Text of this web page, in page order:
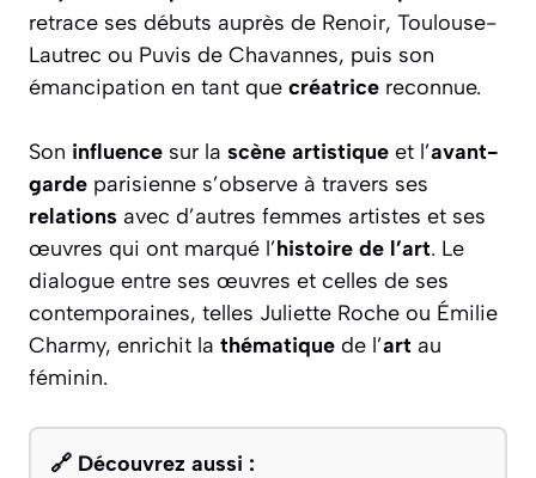
retrace ses débuts auprès de Renoir, Toulouse-
Lautrec ou Puvis de Chavannes, puis son
émancipation en tant que créatrice reconnue.
Son influence sur la scène artistique et l’avant-
garde parisienne s’observe à travers ses
relations avec d’autres femmes artistes et ses
œuvres qui ont marqué l’histoire de l’art. Le
dialogue entre ses œuvres et celles de ses
contemporaines, telles Juliette Roche ou Émilie
Charmy, enrichit la thématique de l’art au
féminin.
🔗 Découvrez aussi :